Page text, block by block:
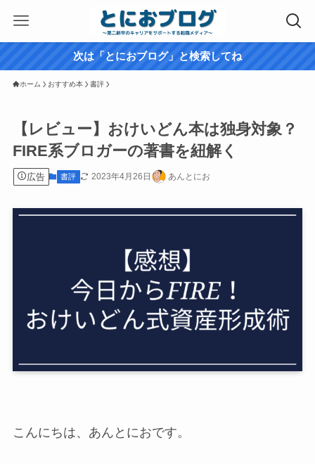
次は「とにおブログ」と検索してね
ホーム おすすめ本 書評
【レビュー】おけいどん本は独身対象？
FIRE系ブロガーの著書を紐解く
広告 書評 2023年4月26日 あんとにお
こんにちは、あんとにおです。